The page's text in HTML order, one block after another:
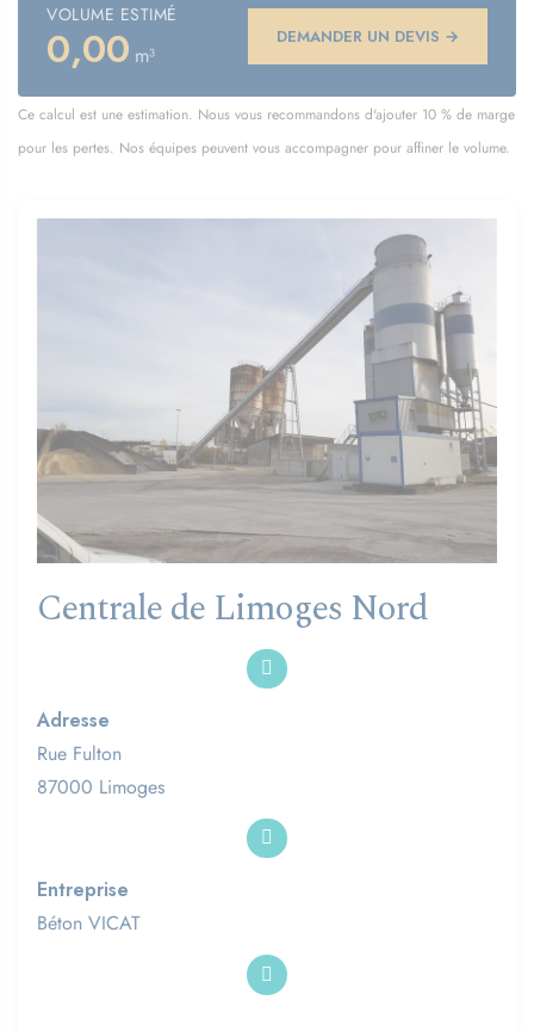
VOLUME ESTIMÉ
0,00 m³
DEMANDER UN DEVIS →
Ce calcul est une estimation. Nous vous recommandons d'ajouter 10 % de marge
pour les pertes. Nos équipes peuvent vous accompagner pour affiner le volume.
Centrale de Limoges Nord
Adresse
Rue Fulton
87000 Limoges
Entreprise
Béton VICAT